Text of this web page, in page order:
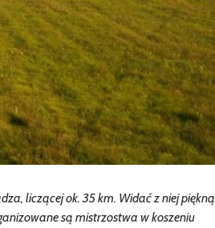
liczącej ok. 35 km. Widać z niej piękną
są mistrzostwa w koszeniu